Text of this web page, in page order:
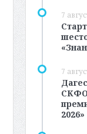
7
7
СКФО
2026»